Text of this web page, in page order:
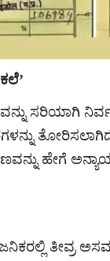
ಸರಿಯಾಗಿ
ಹೇಗೆ
ತೀವ್ರ